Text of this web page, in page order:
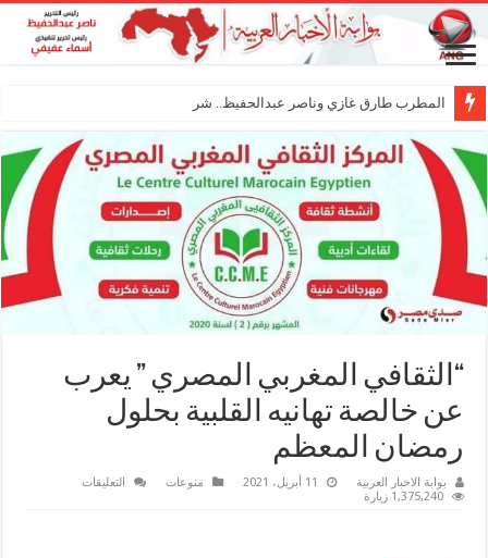
المطرب طارق غازي وناصر عبدالحفيظ.. شراكة فنية
“الثقافي المغربي المصري ” يعرب
عن خالصة تهانيه القلبية بحلول
رمضان المعظم
بوابة الاخبار العربية 11 أبريل، 2021 منوعات التعليقات
1,375,240 زيارة